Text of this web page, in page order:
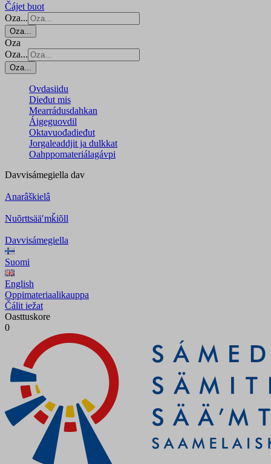
Čájet buot
Oza...
Oza...
Oza
Oza...
Oza...
Ovdasiidu
Dieđut mis
Mearrádusdahkan
Áigeguovdil
Oktavuođadieđut
Jorgaleaddjit ja dulkkat
Oahppomateriálagávpi
Davvisámegiella dav
Anarâškielâ
Nuõrttsääʹmǩiõll
Davvisámegiella
Suomi
English
Oppimateriaalikauppa
Čálit iežat
Oasttuskore
0